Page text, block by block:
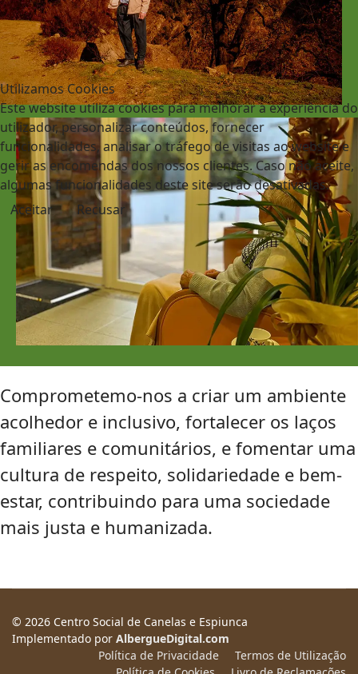
Comprometemo-nos a criar um ambiente
acolhedor e inclusivo, fortalecer os laços
familiares e comunitários, e fomentar uma
cultura de respeito, solidariedade e bem-
estar, contribuindo para uma sociedade
mais justa e humanizada.
© 2026 Centro Social de Canelas e Espiunca
Implementado por AlbergueDigital.com
Política de Privacidade
Termos de Utilização
Utilizamos Cookies
Este website utiliza cookies para melhorar a experiência do
utilizador, personalizar conteúdos, fornecer
funcionalidades, analisar o tráfego de visitas ao website e
gerir as encomendas dos nossos clientes. Caso não aceite,
algumas funcionalidades deste site serão desativadas.
Aceitar
Recusar